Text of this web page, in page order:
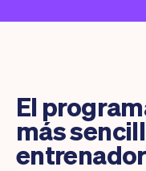
El
más